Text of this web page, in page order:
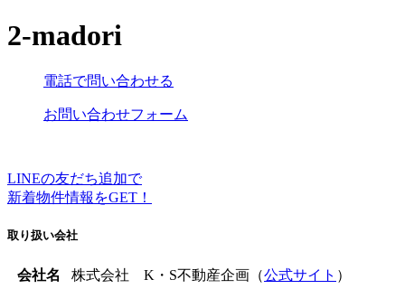
2-madori
電話で問い合わせる
お問い合わせフォーム
LINEの友だち追加で
新着物件情報をGET！
取り扱い会社
会社名 株式会社 K・S不動産企画（公式サイト ）